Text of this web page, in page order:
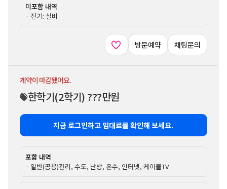
미포함 내역
· 전기: 실비
방문예약 채팅문의
계약이 마감됐어요.
한학기(2학기) ???만원
지금 로그인하고 임대료를 확인해 보세요.
포함 내역
· 일반(공용)관리, 수도, 난방, 온수, 인터넷, 케이블TV